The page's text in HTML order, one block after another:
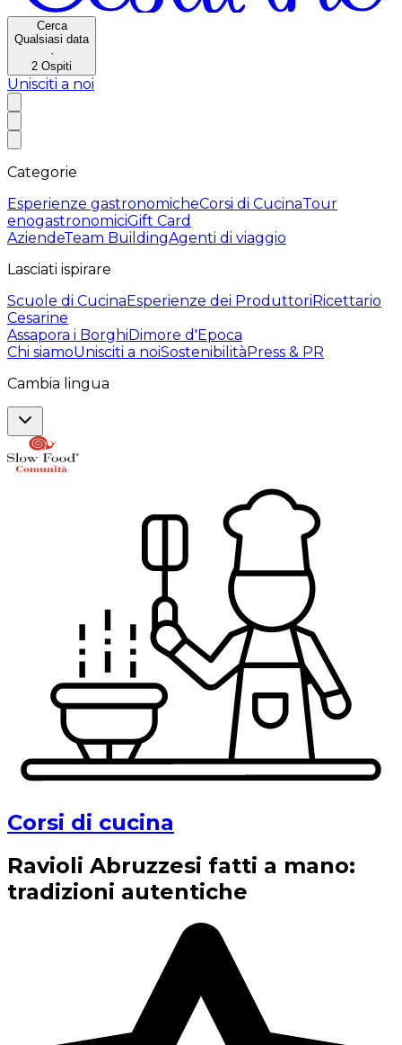
Cerca
Qualsiasi data
·
2 Ospiti
Unisciti a noi
Categorie
Esperienze gastronomicheCorsi di CucinaTour
enogastronomiciGift Card
AziendeTeam BuildingAgenti di viaggio
Lasciati ispirare
Scuole di CucinaEsperienze dei ProduttoriRicettario
Cesarine
Assapora i BorghiDimore d'Epoca
Chi siamoUnisciti a noiSostenibilitàPress & PR
Cambia lingua
Corsi di cucina
Ravioli Abruzzesi fatti a mano:
tradizioni autentiche